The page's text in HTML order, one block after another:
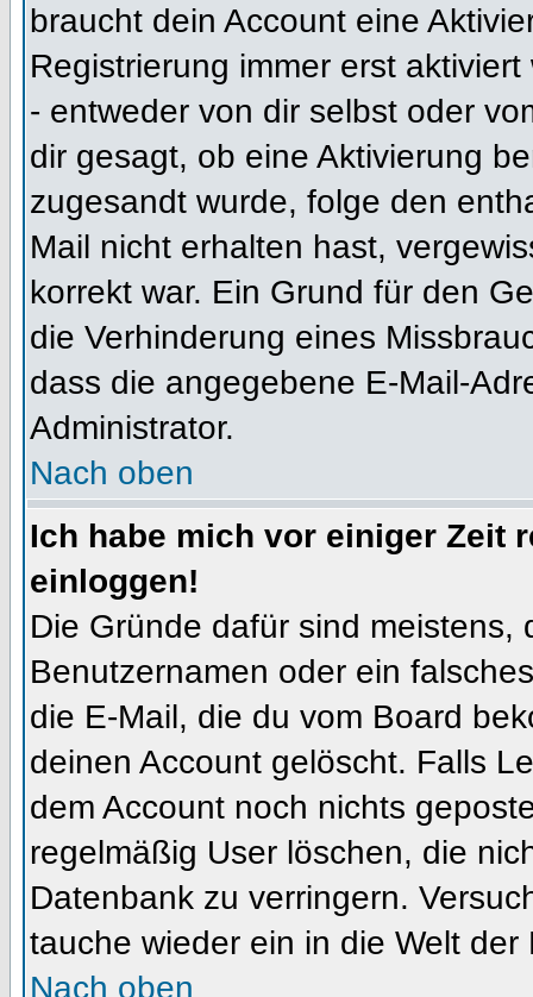
braucht dein Account eine
Registrierung immer erst
- entweder von dir selbst oder
dir gesagt, ob eine Aktivierung
zugesandt wurde, folge den
Mail nicht erhalten hast,
korrekt war. Ein Grund für den
die Verhinderung eines
dass die angegebene E-Mail-
Administrator.
Nach oben
Ich habe mich vor einiger Zeit
einloggen!
Die Gründe dafür sind
Benutzernamen oder ein
die E-Mail, die du vom Board
deinen Account gelöscht. Falls
dem Account noch nichts
regelmäßig User löschen, die
Datenbank zu verringern.
tauche wieder ein in die Welt der
Nach oben